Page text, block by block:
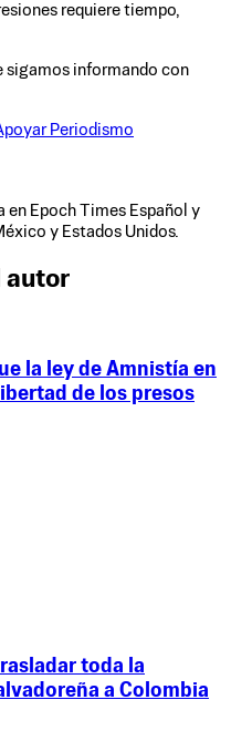
requiere tiempo,
sigamos informando con
Periodismo
en Epoch Times Español y
y Estados Unidos.
autor
la ley de Amnistía en
de los presos
toda la
a Colombia